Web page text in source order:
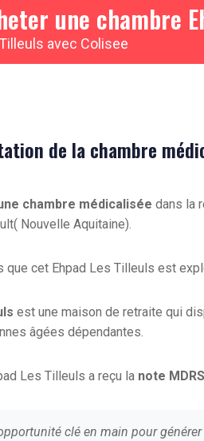
une chambre
avec Colisee
de la chambre
chambre médicalisée dans la
Nouvelle Aquitaine).
que cet Ehpad Les Tilleuls est
est une maison de retraite qui
âgées dépendantes.
Les Tilleuls a reçu la note
clé en main pour